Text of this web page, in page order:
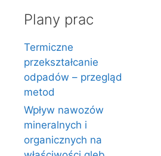
Plany prac
Termiczne
przekształcanie
odpadów – przegląd
metod
Wpływ nawozów
mineralnych i
organicznych na